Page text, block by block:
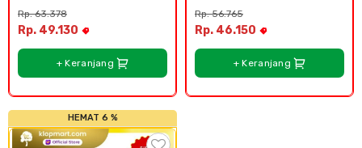
Rp. 63.378
Rp. 49.130
+ Keranjang
Rp. 56.765
Rp. 46.150
+ Keranjang
HEMAT 6 %